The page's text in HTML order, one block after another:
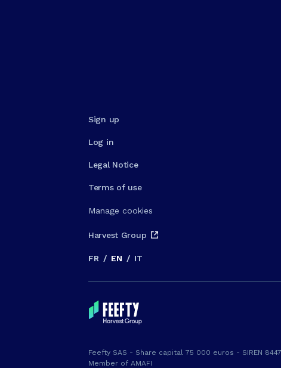
Sign up
Log in
Legal Notice
Terms of use
Manage cookies
Harvest Group
FR / EN / IT
Feefty SAS - Share capital 75 000 euros - SIREN
Member of AMAFI